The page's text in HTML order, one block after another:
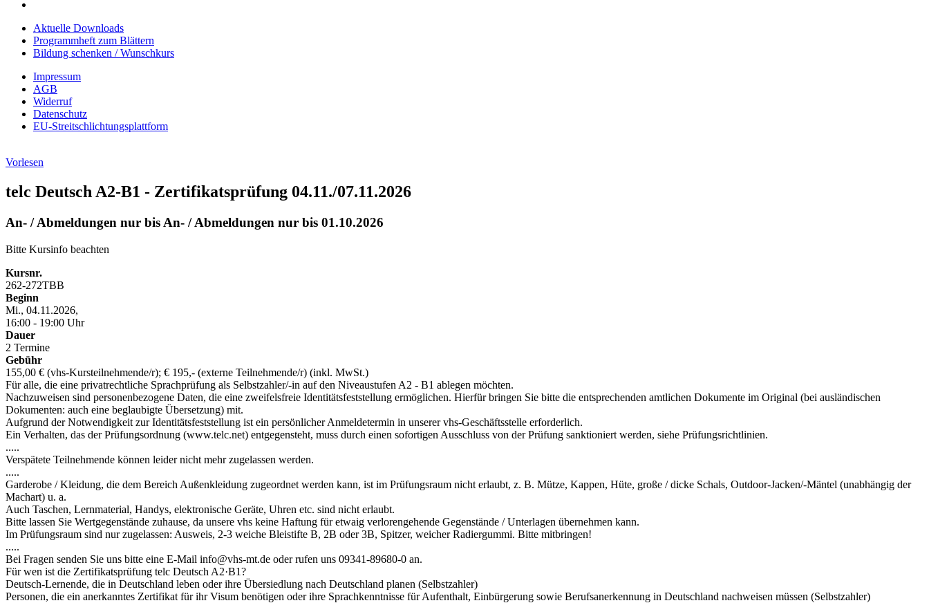
Aktuelle Downloads
Programmheft zum Blättern
Bildung schenken / Wunschkurs
Impressum
AGB
Widerruf
Datenschutz
EU-Streitschlichtungsplattform
Vorlesen
telc Deutsch A2-B1 - Zertifikatsprüfung 04.11./07.11.2026
An- / Abmeldungen nur bis An- / Abmeldungen nur bis 01.10.2026
Bitte Kursinfo beachten
Kursnr.
262-272TBB
Beginn
Mi., 04.11.2026,
16:00 - 19:00 Uhr
Dauer
2 Termine
Gebühr
155,00 € (vhs-Kursteilnehmende/r); € 195,- (externe Teilnehmende/r) (inkl. MwSt.)
Für alle, die eine privatrechtliche Sprachprüfung als Selbstzahler/-in auf den Niveaustufen A2 - B1 ablegen möchten.
Nachzuweisen sind personenbezogene Daten, die eine zweifelsfreie Identitätsfeststellung ermöglichen. Hierfür bringen Sie bitte die entsprechenden amtlichen Dokumente im Original (bei ausländischen
Dokumenten: auch eine beglaubigte Übersetzung) mit.
Aufgrund der Notwendigkeit zur Identitätsfeststellung ist ein persönlicher Anmeldetermin in unserer vhs-Geschäftsstelle erforderlich.
Ein Verhalten, das der Prüfungsordnung (www.telc.net) entgegensteht, muss durch einen sofortigen Ausschluss von der Prüfung sanktioniert werden, siehe Prüfungsrichtlinien.
.....
Verspätete Teilnehmende können leider nicht mehr zugelassen werden.
.....
Garderobe / Kleidung, die dem Bereich Außenkleidung zugeordnet werden kann, ist im Prüfungsraum nicht erlaubt, z. B. Mütze, Kappen, Hüte, große / dicke Schals, Outdoor-Jacken/-Mäntel (unabhängig der
Machart) u. a.
Auch Taschen, Lernmaterial, Handys, elektronische Geräte, Uhren etc. sind nicht erlaubt.
Bitte lassen Sie Wertgegenstände zuhause, da unsere vhs keine Haftung für etwaig verlorengehende Gegenstände / Unterlagen übernehmen kann.
Im Prüfungsraum sind nur zugelassen: Ausweis, 2-3 weiche Bleistifte B, 2B oder 3B, Spitzer, weicher Radiergummi. Bitte mitbringen!
.....
Bei Fragen senden Sie uns bitte eine E-Mail info@vhs-mt.de oder rufen uns 09341-89680-0 an.
Für wen ist die Zertifikatsprüfung telc Deutsch A2·B1?
Deutsch-Lernende, die in Deutschland leben oder ihre Übersiedlung nach Deutschland planen (Selbstzahler)
Personen, die ein anerkanntes Zertifikat für ihr Visum benötigen oder ihre Sprachkenntnisse für Aufenthalt, Einbürgerung sowie Berufsanerkennung in Deutschland nachweisen müssen (Selbstzahler)